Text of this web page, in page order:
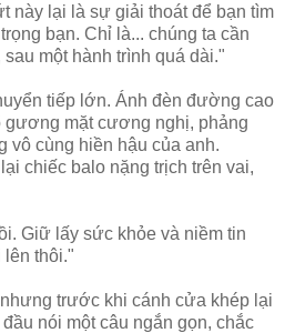
này lại là sự giải thoát để bạn tìm
bạn. Chỉ là... chúng ta cần
một hành trình quá dài."
tiếp lớn. Ánh đèn đường cao
gương mặt cương nghị, phảng
vô cùng hiền hậu của anh.
chiếc balo nặng trịch trên vai,
Giữ lấy sức khỏe và niềm tin
lên thôi."
trước khi cánh cửa khép lại
nói một câu ngắn gọn, chắc